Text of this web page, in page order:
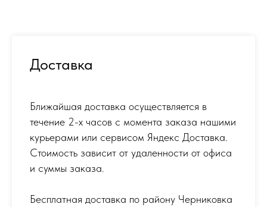
Доставка
Ближайшая доставка осуществляется в
течение 2-х часов с момента заказа нашими
курьерами или сервисом Яндекс Доставка.
Стоимость зависит от удаленности от офиса
и суммы заказа.
Бесплатная доставка по району Черниковка